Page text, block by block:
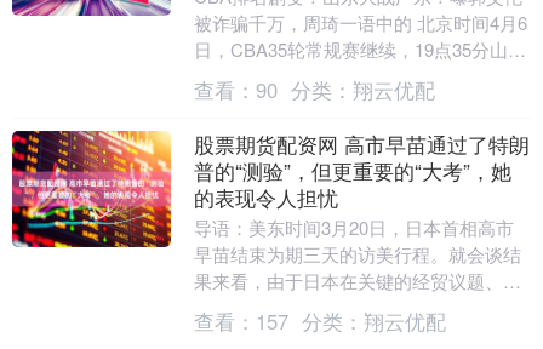
被诈骗千万，周琦一语中的 北京时间4月6
日，CBA35轮常规赛继续，19点35分山东
主场对决广东的焦点战打响！这场比赛对
于....
查看： 90 分类： 翔云优配
股票期货配资网 高市早苗通过了特朗
普的“测验”，但更重要的“大考”，她
的表现令人担忧
导语：美东时间3月20日，日本首相高市
早苗结束为期三天的访美行程。就会谈结
果来看，由于日本在关键的经贸议题、科
技合作上表现出对美迎合姿态，并在亚太
地区与美形成战....
查看： 157 分类： 翔云优配